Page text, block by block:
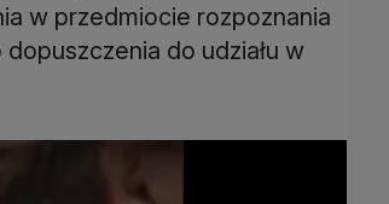
w przedmiocie rozpoznania
do udziału w